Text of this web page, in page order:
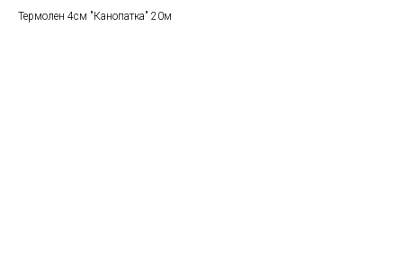
Термолен 4см "Канопатка" 20м